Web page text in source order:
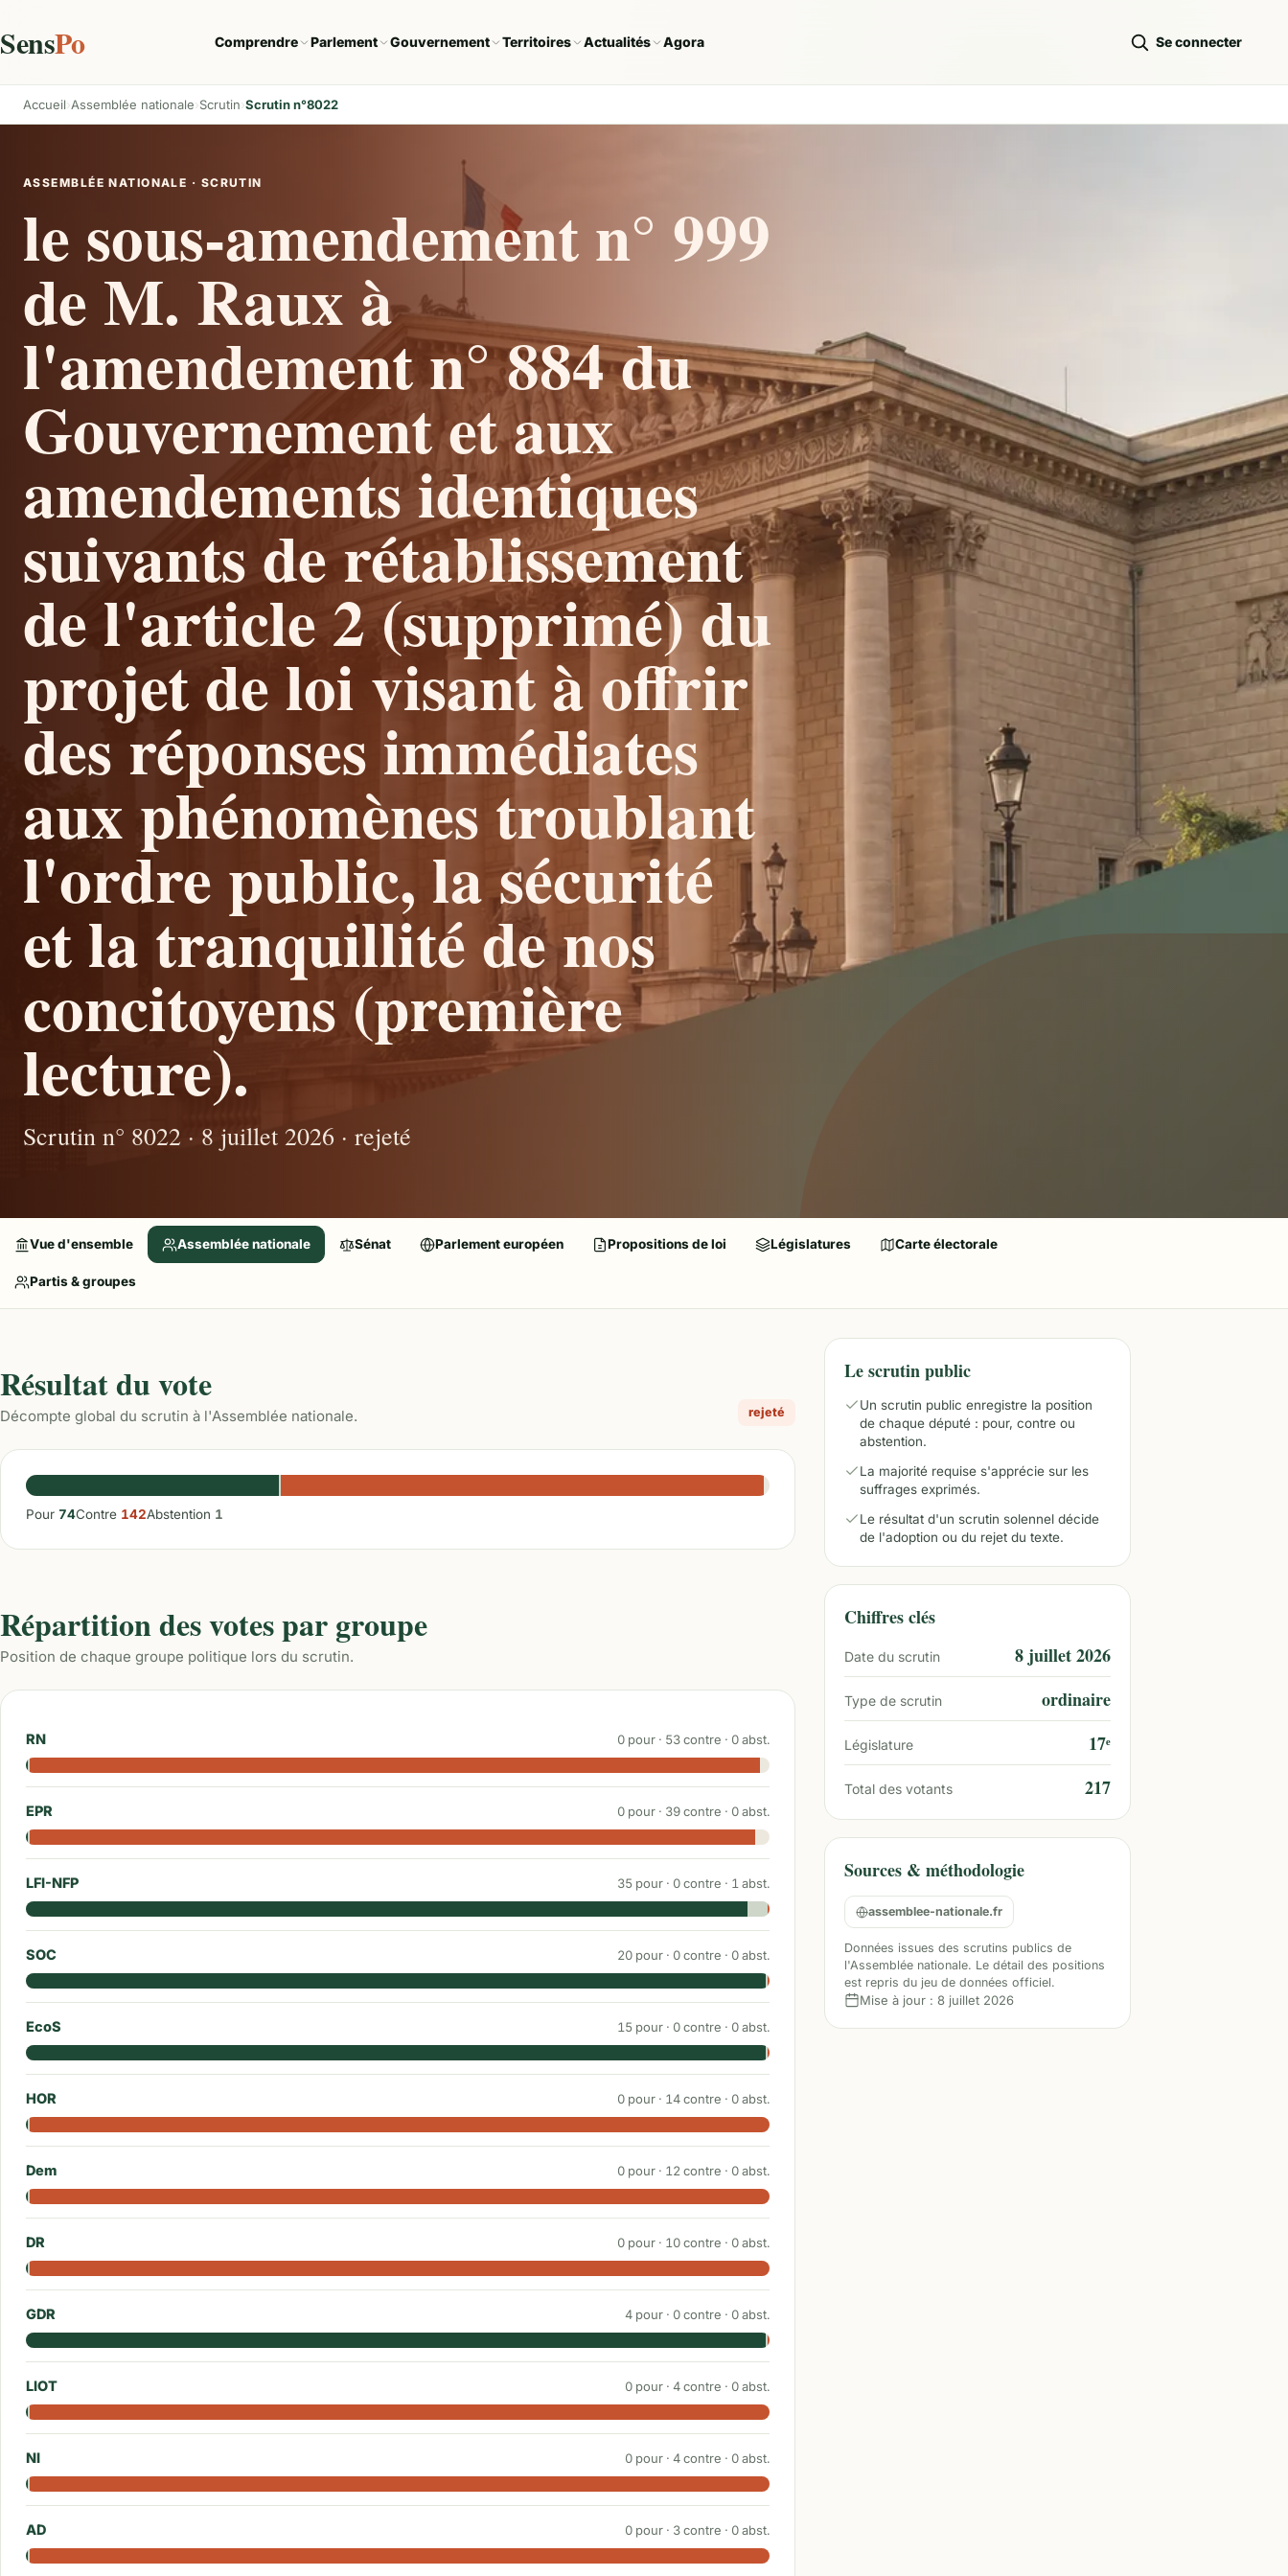
SensPo Comprendre Parlement Gouvernement Territoires Actualités Agora Se connecter
Accueil Assemblée nationale Scrutin Scrutin n°8022
ASSEMBLÉE NATIONALE · SCRUTIN
le sous-amendement n° 999
de M. Raux à
l'amendement n° 884 du
Gouvernement et aux
amendements identiques
suivants de rétablissement
de l'article 2 (supprimé) du
projet de loi visant à offrir
des réponses immédiates
aux phénomènes troublant
l'ordre public, la sécurité
et la tranquillité de nos
concitoyens (première
lecture).
Scrutin n° 8022 · 8 juillet 2026 · rejeté
Vue d'ensemble Assemblée nationale Sénat Parlement européen Propositions de loi Législatures Carte électorale
Partis & groupes
Résultat du vote
Décompte global du scrutin à l'Assemblée nationale. rejeté
Pour 74Contre 142Abstention 1
Répartition des votes par groupe
Position de chaque groupe politique lors du scrutin.
RN 0 pour · 53contre · 0abst.
EPR 0 pour · 39contre · 0abst.
LFI-NFP 35 pour · 0contre · 1 abst.
SOC 20 pour · 0contre · 0abst.
EcoS 15 pour · 0contre · 0abst.
HOR 0 pour · 14contre · 0abst.
Dem 0 pour · 12 contre · 0abst.
DR 0 pour · 10contre · 0abst.
GDR 4 pour · 0contre · 0abst.
LIOT 0 pour · 4contre · 0abst.
NI 0 pour · 4contre · 0abst.
AD 0 pour · 3contre · 0abst.
Le scrutin public
Un scrutin public enregistre la position
de chaque député : pour, contre ou
abstention.
La majorité requise s'apprécie sur les
suffrages exprimés.
Le résultat d'un scrutin solennel décide
de l'adoption ou du rejet du texte.
Chiffres clés
Date du scrutin 8 juillet 2026
Type de scrutin ordinaire
Législature 17ᵉ
Total des votants 217
Sources & méthodologie
assemblee-nationale.fr
Données issues des scrutins publics de
l'Assemblée nationale. Le détail des positions
est repris du jeu de données officiel.
Mise à jour : 8 juillet 2026